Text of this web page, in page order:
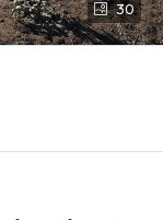
30